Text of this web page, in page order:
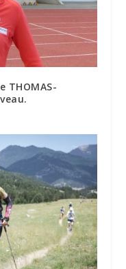
THOMAS-